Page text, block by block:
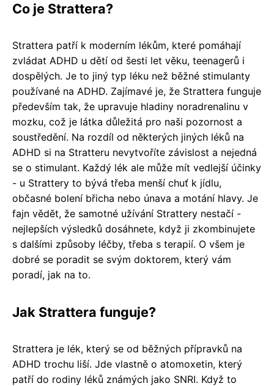
Co je Strattera?
Strattera patří k moderním lékům, které pomáhají
zvládat ADHD u dětí od šesti let věku, teenagerů i
dospělých. Je to jiný typ léku než běžné stimulanty
používané na ADHD. Zajímavé je, že Strattera funguje
především tak, že upravuje hladiny noradrenalinu v
mozku, což je látka důležitá pro naši pozornost a
soustředění. Na rozdíl od některých jiných léků na
ADHD si na Stratteru nevytvoříte závislost a nejedná
se o stimulant. Každý lék ale může mít vedlejší účinky
- u Strattery to bývá třeba menší chuť k jídlu,
občasné bolení břicha nebo únava a motání hlavy. Je
fajn vědět, že samotné užívání Strattery nestačí -
nejlepších výsledků dosáhnete, když ji zkombinujete
s dalšími způsoby léčby, třeba s terapií. O všem je
dobré se poradit se svým doktorem, který vám
poradí, jak na to.
Jak Strattera funguje?
Strattera je lék, který se od běžných přípravků na
ADHD trochu liší. Jde vlastně o atomoxetin, který
patří do rodiny léků známých jako SNRI. Když to